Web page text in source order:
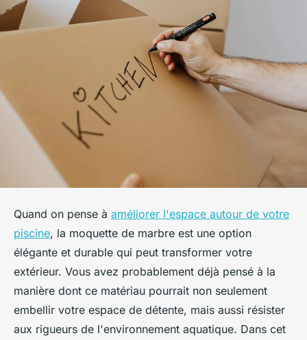
Quand on pense à améliorer l'espace autour de votre
piscine, la moquette de marbre est une option
élégante et durable qui peut transformer votre
extérieur. Vous avez probablement déjà pensé à la
manière dont ce matériau pourrait non seulement
embellir votre espace de détente, mais aussi résister
aux rigueurs de l'environnement aquatique. Dans cet